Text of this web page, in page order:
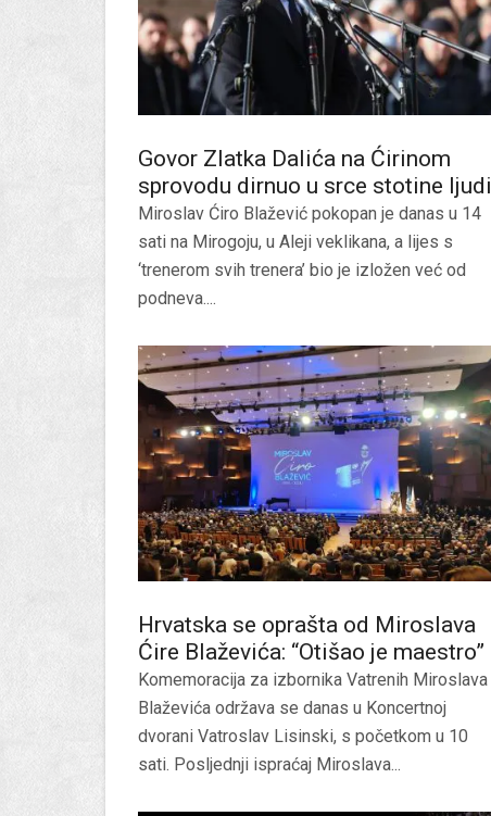
Govor Zlatka Dalića na Ćirinom
sprovodu dirnuo u srce stotine ljudi
Miroslav Ćiro Blažević pokopan je danas u 14
sati na Mirogoju, u Aleji veklikana, a lijes s
‘trenerom svih trenera’ bio je izložen već od
podneva....
Hrvatska se oprašta od Miroslava
Ćire Blaževića: “Otišao je maestro”
Komemoracija za izbornika Vatrenih Miroslava
Blaževića održava se danas u Koncertnoj
dvorani Vatroslav Lisinski, s početkom u 10
sati. Posljednji ispraćaj Miroslava...